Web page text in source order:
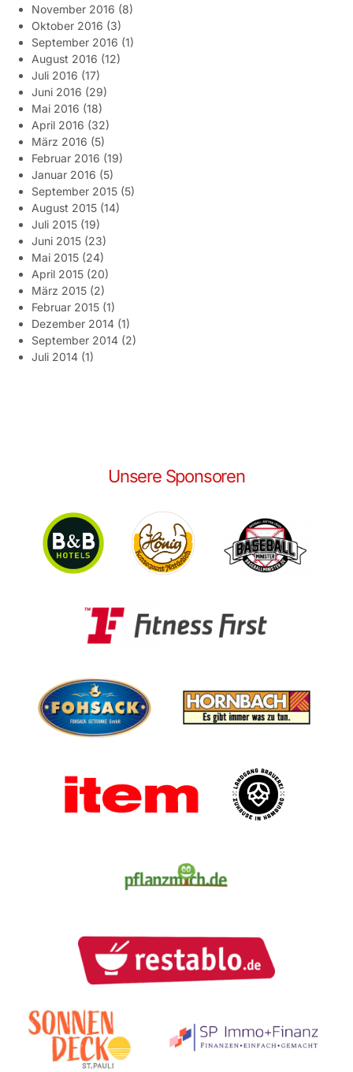
November 2016 (8)
Oktober 2016 (3)
September 2016 (1)
August 2016 (12)
Juli 2016 (17)
Juni 2016 (29)
Mai 2016 (18)
April 2016 (32)
März 2016 (5)
Februar 2016 (19)
Januar 2016 (5)
September 2015 (5)
August 2015 (14)
Juli 2015 (19)
Juni 2015 (23)
Mai 2015 (24)
April 2015 (20)
März 2015 (2)
Februar 2015 (1)
Dezember 2014 (1)
September 2014 (2)
Juli 2014 (1)
Unsere Sponsoren